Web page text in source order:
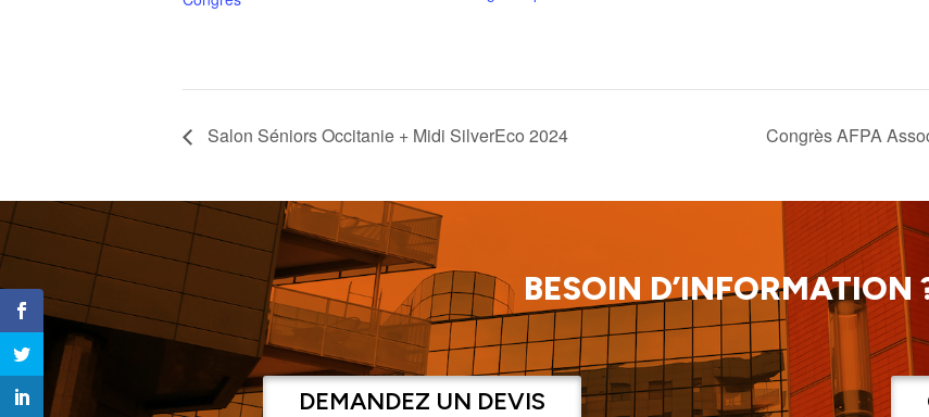
Salon Séniors Occitanie + Midi SilverEco 2024 Congrès AFPA
BESOIN D’INFORMATION
DEMANDEZ UN DEVIS